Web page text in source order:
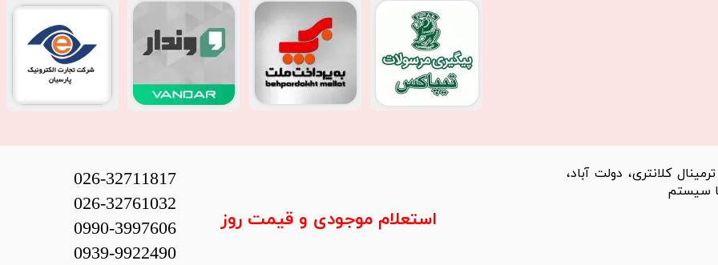
کلانتری، دولت آباد،
026-32711817
026-32761032
0990-3997606
0939-9922490
استعلام موجودی و قیمت روز